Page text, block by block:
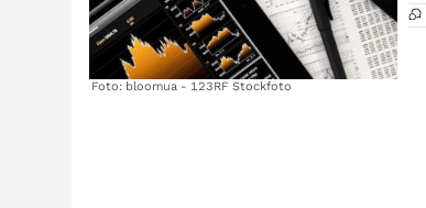
Foto: bloomua - 123RF Stockfoto